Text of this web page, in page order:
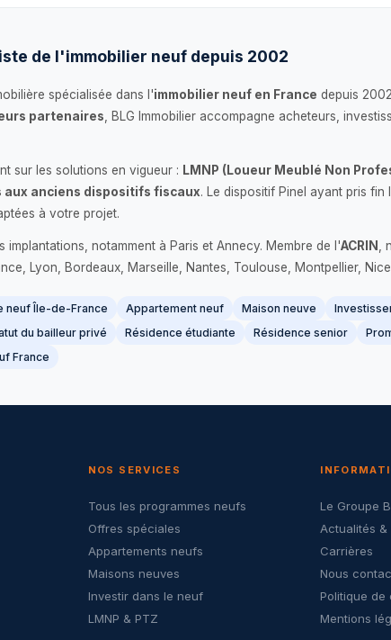
de l'immobilier neuf depuis 2002
spécialisée dans l'immobilier neuf en France depuis
partenaires , BLG Immobilier accompagne acheteurs,
sur les solutions en vigueur : LMNP (Loueur Meublé Non
anciens dispositifs fiscaux. Le dispositif Pinel ayant pris fin
à votre projet.
implantations, notamment à Paris et Annecy. Membre de l'ACRIN
Lyon, Bordeaux, Marseille, Nantes, Toulouse, Montpellier,
neuf Île-de-France Appartement neuf Maison neuve
du bailleur privé Résidence étudiante Résidence senior
France
NOS SERVICES
Tous les programmes neufs
Offres spéciales
Appartements neufs
Maisons neuves
Investir dans le neuf
LMNP & PTZ
Le Groupe
Actualités &
Carrières
Nous
Politique de
Mentions